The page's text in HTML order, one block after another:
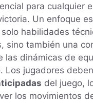
para cualquier
Un enfoque
habilidades
sino también una
las dinámicas de
Los jugadores
del juego,
los movimientos